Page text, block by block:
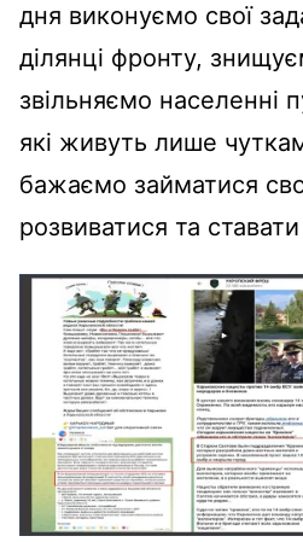
дня виконуємо свої
ділянці фронту,
звільняємо населенні
які живуть лише
бажаємо займатися
розвиватися та